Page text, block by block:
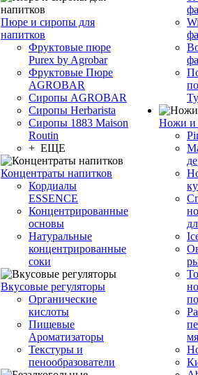
Пюре и сиропы для
напитков
Фруктовые пюре
Purex by Agrobar
Фруктовые Пюре
AGROBAR
Сиропы AGROBAR
Сиропы Herbarista
Сиропы 1883 Maison
Routin
+ ЕЩЕ
Концентраты напитков
Кордиалы
ESSENCE
Концентрированные
основы
Натуральные
концентрированные
соки
Вкусовые регуляторы
Органические
кислоты
Пищевые
Ароматизаторы
Текстуры и
пенообразователи
Ножи и